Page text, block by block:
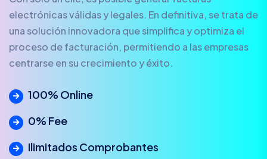
electrónicas válidas y legales. En definitiva, se trata de
una solución innovadora que simplifica y optimiza el
proceso de facturación, permitiendo a las empresas
centrarse en su crecimiento y éxito.
100% Online
0% Fee
Ilimitados Comprobantes